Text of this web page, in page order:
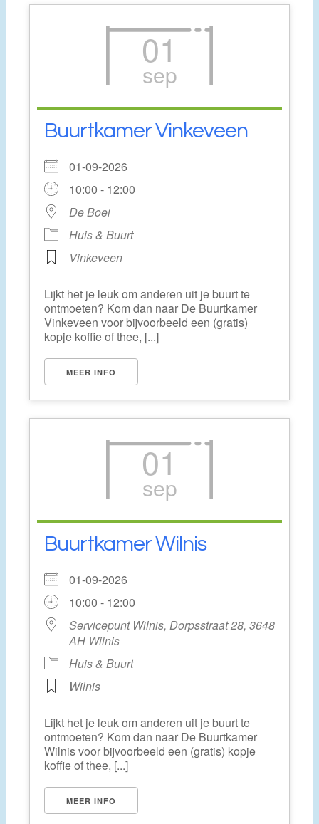
01
sep
Buurtkamer Vinkeveen
01-09-2026
10:00 - 12:00
De Boei
Huis & Buurt
Vinkeveen
Lijkt het je leuk om anderen uit je buurt te
ontmoeten? Kom dan naar De Buurtkamer
Vinkeveen voor bijvoorbeeld een (gratis)
kopje koffie of thee, [...]
MEER INFO
01
sep
Buurtkamer Wilnis
01-09-2026
10:00 - 12:00
Servicepunt Wilnis, Dorpsstraat 28, 3648
AH Wilnis
Huis & Buurt
Wilnis
Lijkt het je leuk om anderen uit je buurt te
ontmoeten? Kom dan naar De Buurtkamer
Wilnis voor bijvoorbeeld een (gratis) kopje
koffie of thee, [...]
MEER INFO